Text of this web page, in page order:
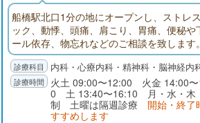
船橋駅北口1分の地にオープンし、ストレ
ック、動悸、頭痛、肩こり、胃痛、便秘や
ール依存、物忘れなどのご相談を致しま
精神科、神経内科、内科を診療科目とす
ック船橋駅前診療所のサイトです。診療所
案内、診療時間、院長略歴、リンク、お
なれます。
内科・心療内科・精神科・脳神経内
火土 09:00〜12:00 火金 14:00
0 土 13:40〜16:10 月・水・木
制 土曜は隔週診療 開始・終了
すすめします